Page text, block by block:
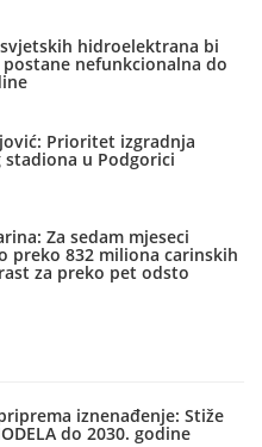
hidroelektrana bi
postane nefunkcionalna do
Prioritet izgradnja
stadiona u Podgorici
Za sedam mjeseci
preko 832 miliona carinskih
za preko pet odsto
iznenađenje: Stiže
do 2030. godine